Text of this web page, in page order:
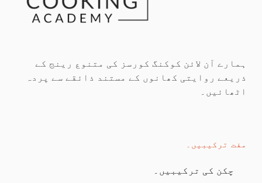
ہمارے آن لائن کوکنگ کورسز کی متنوع رینج کے
ذریعے روایتی کھانوں کے مستند ذائقے سے پردہ
اٹھائیں۔
مفت ترکیبیں۔
چکن کی ترکیبیں۔